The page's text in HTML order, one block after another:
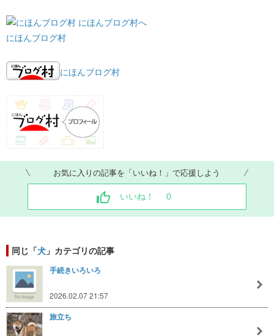
にほんブログ村
にほんブログ村
お気に入りの記事を「いいね！」で応援しよう
いいね！ 0
同じ「犬 」カテゴリの記事
手続きいろいろ
2026.02.07 21:57
旅立ち